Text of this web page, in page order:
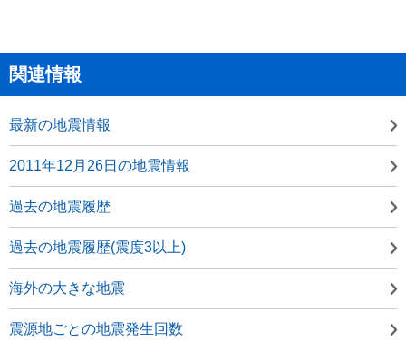
関連情報
最新の地震情報
2011年12月26日の地震情報
過去の地震履歴
過去の地震履歴(震度3以上)
海外の大きな地震
震源地ごとの地震発生回数